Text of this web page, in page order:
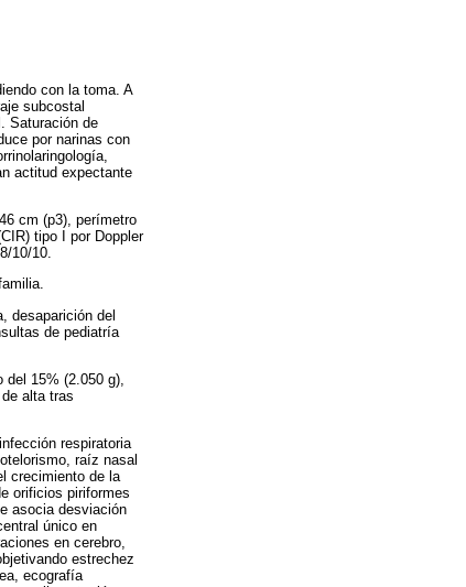
con la toma. A
subcostal
Saturación de
por narinas con
actitud expectante
cm (p3), perímetro
tipo I por Doppler
10/10.
desaparición del
de pediatría
15% (2.050 g),
alta tras
respiratoria
raíz nasal
crecimiento de la
orificios piriformes
asocia desviación
único en
en cerebro,
estrechez
ecografía